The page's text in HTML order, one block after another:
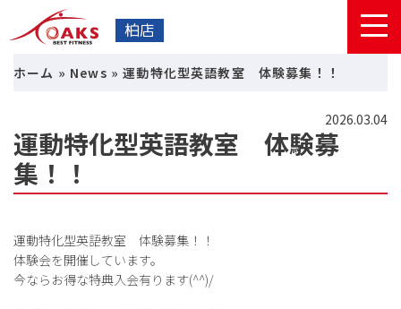
柏店
ホーム » News »運動特化型英語教室 体験募集！！
2026.03.04
運動特化型英語教室 体験募
集！！
運動特化型英語教室 体験募集！！
体験会を開催しています。
今ならお得な特典入会有ります(^^)/